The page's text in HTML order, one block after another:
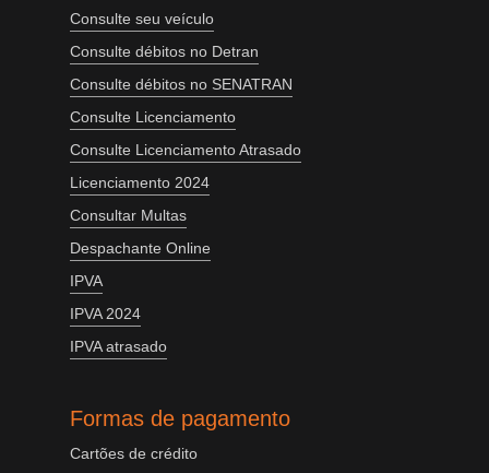
Consulte seu veículo
Consulte débitos no Detran
Consulte débitos no SENATRAN
Consulte Licenciamento
Consulte Licenciamento Atrasado
Licenciamento 2024
Consultar Multas
Despachante Online
IPVA
IPVA 2024
IPVA atrasado
Formas de pagamento
Cartões de crédito